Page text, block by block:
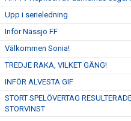
Upp i serieledning
Inför Nässjö FF
Välkommen Sonia!
TREDJE RAKA, VILKET GÄNG!
INFÖR ALVESTA GIF
STORT SPELÖVERTAG
STORVINST